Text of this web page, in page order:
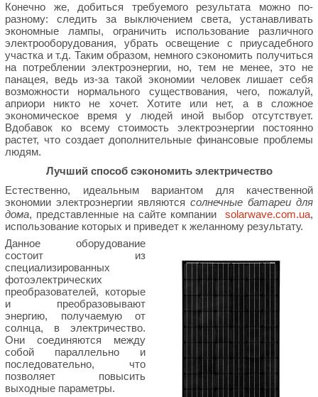
Конечно же, добиться требуемого результата можно по-
разному: следить за выключением света, устанавливать
экономные лампы, ограничить использование различного
электрооборудования, убрать освещение с приусадебного
участка и т.д. Таким образом, немного сэкономить получиться
на потреблении электроэнергии, но, тем не менее, это не
панацея, ведь из-за такой экономии человек лишает себя
возможности нормального существования, чего, пожалуй,
априори никто не хочет. Хотите или нет, а в сложное
экономическое время у людей иной выбор отсутствует.
Вдобавок ко всему стоимость электроэнергии постоянно
растет, что создает дополнительные финансовые проблемы
людям.
Лучший способ сэкономить электричество
Естественно, идеальным вариантом для качественной
экономии электроэнергии являются солнечные батареи для
дома, представленные на сайте компании solarwave.com.ua,
использование которых и приведет к желанному результату.
Данное оборудование
состоит из
специализированных
фотоэлектрических
преобразователей, которые
и преобразовывают
энергию, получаемую от
солнца, в электричество.
Они соединяются между
собой параллельно и
последовательно, что
позволяет повысить
выходные параметры.